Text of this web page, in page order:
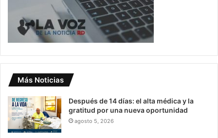
Más Noticias
Después de 14 días: el alta médica y la
gratitud por una nueva oportunidad
agosto 5, 2026